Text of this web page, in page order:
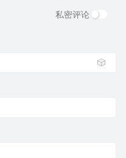
私密评论
🎲